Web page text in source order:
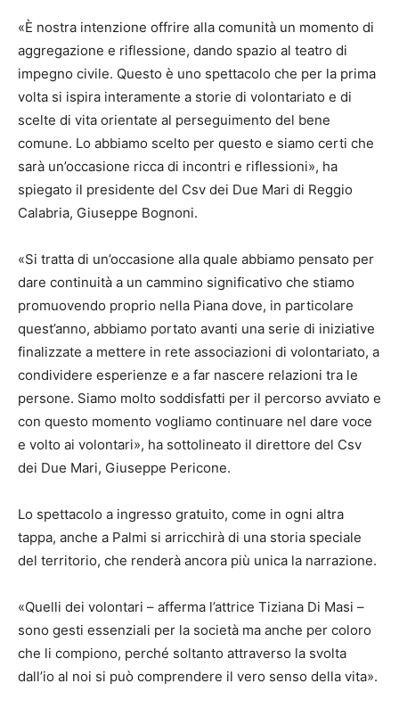
«È nostra intenzione offrire alla comunità un momento di
aggregazione e riflessione, dando spazio al teatro di
impegno civile. Questo è uno spettacolo che per la prima
volta si ispira interamente a storie di volontariato e di
scelte di vita orientate al perseguimento del bene
comune. Lo abbiamo scelto per questo e siamo certi che
sarà un’occasione ricca di incontri e riflessioni», ha
spiegato il presidente del Csv dei Due Mari di Reggio
Calabria, Giuseppe Bognoni.
«Si tratta di un’occasione alla quale abbiamo pensato per
dare continuità a un cammino significativo che stiamo
promuovendo proprio nella Piana dove, in particolare
quest’anno, abbiamo portato avanti una serie di iniziative
finalizzate a mettere in rete associazioni di volontariato, a
condividere esperienze e a far nascere relazioni tra le
persone. Siamo molto soddisfatti per il percorso avviato e
con questo momento vogliamo continuare nel dare voce
e volto ai volontari», ha sottolineato il direttore del Csv
dei Due Mari, Giuseppe Pericone.
Lo spettacolo a ingresso gratuito, come in ogni altra
tappa, anche a Palmi si arricchirà di una storia speciale
del territorio, che renderà ancora più unica la narrazione.
«Quelli dei volontari – afferma l’attrice Tiziana Di Masi –
sono gesti essenziali per la società ma anche per coloro
che li compiono, perché soltanto attraverso la svolta
dall’io al noi si può comprendere il vero senso della vita».